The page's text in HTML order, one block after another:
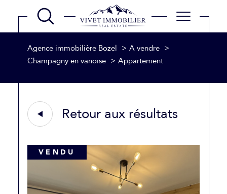
Agence immobilière Bozel
A vendre
Champagny en vanoise
Appartement
Retour aux résultats
VENDU